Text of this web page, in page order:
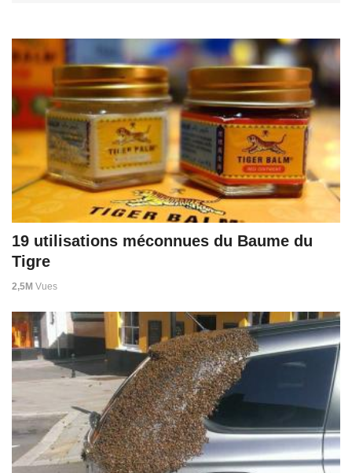
19 utilisations méconnues du Baume du
Tigre
2,5M Vues